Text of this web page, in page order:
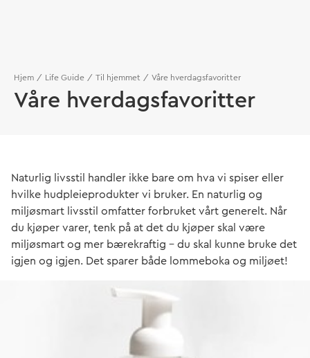
Hjem Life Guide Til hjemmet Våre hverdagsfavoritter
Våre hverdagsfavoritter
Naturlig livsstil handler ikke bare om hva vi spiser eller
hvilke hudpleieprodukter vi bruker. En naturlig og
miljøsmart livsstil omfatter forbruket vårt generelt. Når
du kjøper varer, tenk på at det du kjøper skal være
miljøsmart og mer bærekraftig – du skal kunne bruke det
igjen og igjen. Det sparer både lommeboka og miljøet!